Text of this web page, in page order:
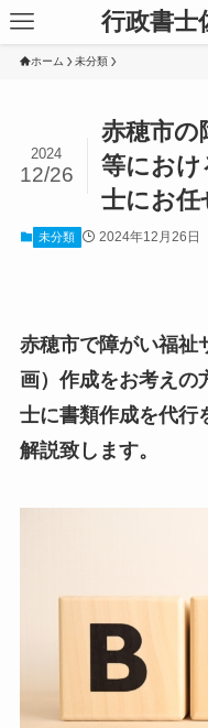
行政書士
ホーム 未分類
赤穂市の
等におけ
士にお任
2024
12/26
未分類 2024年12月26日
赤穂市で障がい福祉
画）作成をお考えの
士に書類作成を代行
解説致します。